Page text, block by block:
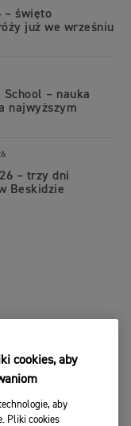
– święto
już we wrześniu
– nauka
najwyższym
– trzy dni
Beskidzie
cookies, aby
aby
Pliki cookies